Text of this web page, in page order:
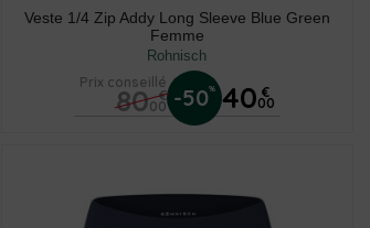
Veste 1/4 Zip Addy Long Sleeve Blue Green
Femme
Rohnisch
Prix conseillé
80 €
00 -50% 40 €
00